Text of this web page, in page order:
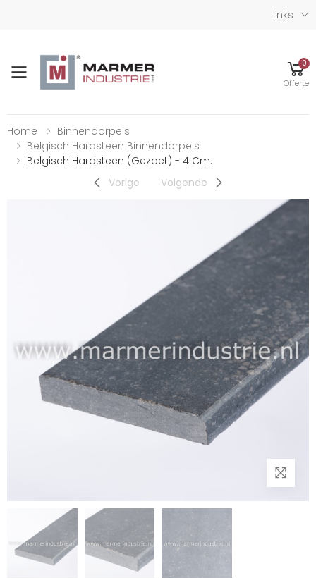
Links
Toggle mobile menu
0
Offerte
Home
Binnendorpels
Belgisch Hardsteen Binnendorpels
Belgisch Hardsteen (gezoet) - 4 Cm.
Vorige
Volgende